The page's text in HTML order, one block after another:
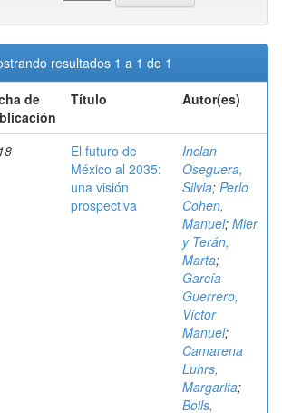
resultados 1 a 1 de 1
de
Título Autor(es)
El futuro de
México al 2035:
una visión
prospectiva
Inclan
Oseguera,
Silvia; Perlo
Cohen,
Manuel; Mier
y Terán,
Marta;
García
Guerrero,
Víctor
Manuel;
Camarena
Luhrs,
Margarita;
Boils,